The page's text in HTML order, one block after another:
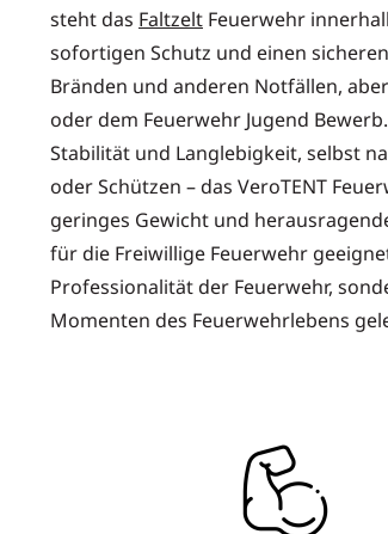
steht das Faltzelt Feuerwehr
sofortigen Schutz und einen
Bränden und anderen Notfällen,
oder dem Feuerwehr Jugend
Stabilität und Langlebigkeit, selbst
oder Schützen – das VeroTENT
geringes Gewicht und
für die Freiwillige Feuerwehr
Professionalität der Feuerwehr,
Momenten des Feuerwehrlebens